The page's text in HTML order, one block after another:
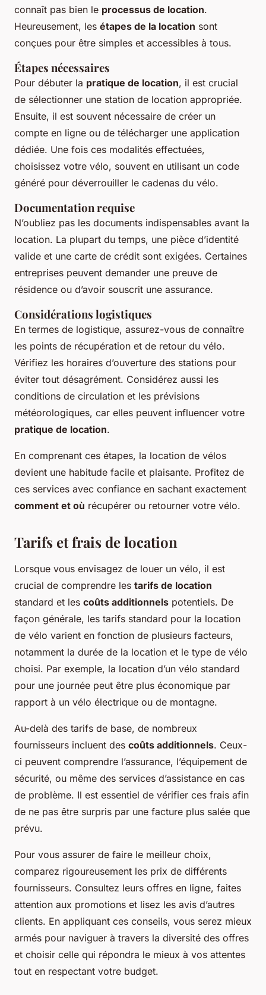
connaît pas bien le processus de location.
Heureusement, les étapes de la location sont
conçues pour être simples et accessibles à tous.
Étapes nécessaires
Pour débuter la pratique de location, il est crucial
de sélectionner une station de location appropriée.
Ensuite, il est souvent nécessaire de créer un
compte en ligne ou de télécharger une application
dédiée. Une fois ces modalités effectuées,
choisissez votre vélo, souvent en utilisant un code
généré pour déverrouiller le cadenas du vélo.
Documentation requise
N’oubliez pas les documents indispensables avant la
location. La plupart du temps, une pièce d’identité
valide et une carte de crédit sont exigées. Certaines
entreprises peuvent demander une preuve de
résidence ou d’avoir souscrit une assurance.
Considérations logistiques
En termes de logistique, assurez-vous de connaître
les points de récupération et de retour du vélo.
Vérifiez les horaires d’ouverture des stations pour
éviter tout désagrément. Considérez aussi les
conditions de circulation et les prévisions
météorologiques, car elles peuvent influencer votre
pratique de location.
En comprenant ces étapes, la location de vélos
devient une habitude facile et plaisante. Profitez de
ces services avec confiance en sachant exactement
comment et où récupérer ou retourner votre vélo.
Tarifs et frais de location
Lorsque vous envisagez de louer un vélo, il est
crucial de comprendre les tarifs de location
standard et les coûts additionnels potentiels. De
façon générale, les tarifs standard pour la location
de vélo varient en fonction de plusieurs facteurs,
notamment la durée de la location et le type de vélo
choisi. Par exemple, la location d’un vélo standard
pour une journée peut être plus économique par
rapport à un vélo électrique ou de montagne.
Au-delà des tarifs de base, de nombreux
fournisseurs incluent des coûts additionnels. Ceux-
ci peuvent comprendre l’assurance, l’équipement de
sécurité, ou même des services d’assistance en cas
de problème. Il est essentiel de vérifier ces frais afin
de ne pas être surpris par une facture plus salée que
prévu.
Pour vous assurer de faire le meilleur choix,
comparez rigoureusement les prix de différents
fournisseurs. Consultez leurs offres en ligne, faites
attention aux promotions et lisez les avis d’autres
clients. En appliquant ces conseils, vous serez mieux
armés pour naviguer à travers la diversité des offres
et choisir celle qui répondra le mieux à vos attentes
tout en respectant votre budget.